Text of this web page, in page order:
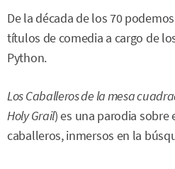
De la década de los 70
títulos de comedia a cargo de
Python.
Los Caballeros de la mesa
Holy Grail) es una parodia sobre
caballeros, inmersos en la